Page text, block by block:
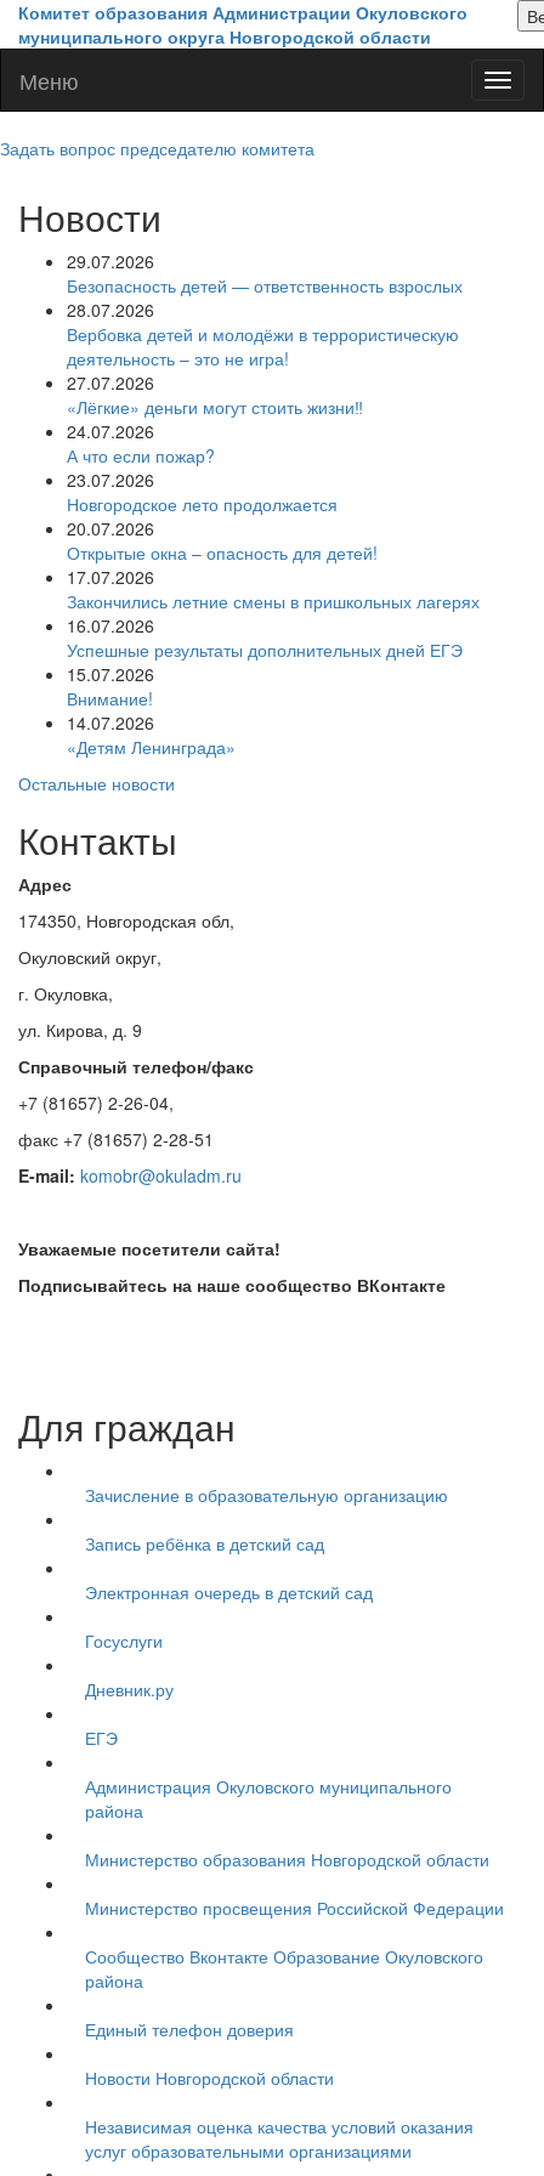
Перейти к основному содержанию
Комитет образования Администрации Окуловского
муниципального округа Новгородской области
Меню
Меню
Задать вопрос председателю комитета
Новости
29.07.2026
Безопасность детей — ответственность взрослых
28.07.2026
Вербовка детей и молодёжи в террористическую
деятельность – это не игра!
27.07.2026
«Лёгкие» деньги могут стоить жизни‼
24.07.2026
А что если пожар?
23.07.2026
Новгородское лето продолжается
20.07.2026
Открытые окна – опасность для детей!
17.07.2026
Закончились летние смены в пришкольных лагерях
16.07.2026
Успешные результаты дополнительных дней ЕГЭ
15.07.2026
Внимание!
14.07.2026
«Детям Ленинграда»
Остальные новости
Контакты
Адрес
174350, Новгородская обл,
Окуловский округ,
г. Окуловка,
ул. Кирова, д. 9
Справочный телефон/факс
+7 (81657) 2-26-04,
факс +7 (81657) 2-28-51
E-mail: komobr@okuladm.ru
Уважаемые посетители сайта!
Подписывайтесь на наше сообщество ВКонтакте
Для граждан
Зачисление в образовательную организацию
Запись ребёнка в детский сад
Электронная очередь в детский сад
Госуслуги
Дневник.ру
ЕГЭ
Администрация Окуловского муниципального
района
Министерство образования Новгородской области
Министерство просвещения Российской Федерации
Сообщество Вконтакте Образование Окуловского
района
Единый телефон доверия
Новости Новгородской области
Независимая оценка качества условий оказания
услуг образовательными организациями